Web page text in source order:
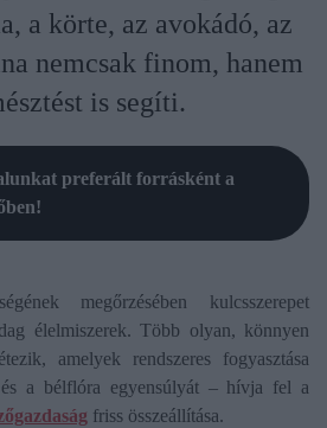
a körte, az avokádó, az
nemcsak finom, hanem
is segíti.
preferált forrásként a
megőrzésében kulcsszerepet
élelmiszerek. Több olyan, könnyen
amelyek rendszeres fogyasztása
és a bélflóra egyensúlyát – hívja fel a
friss összeállítása.